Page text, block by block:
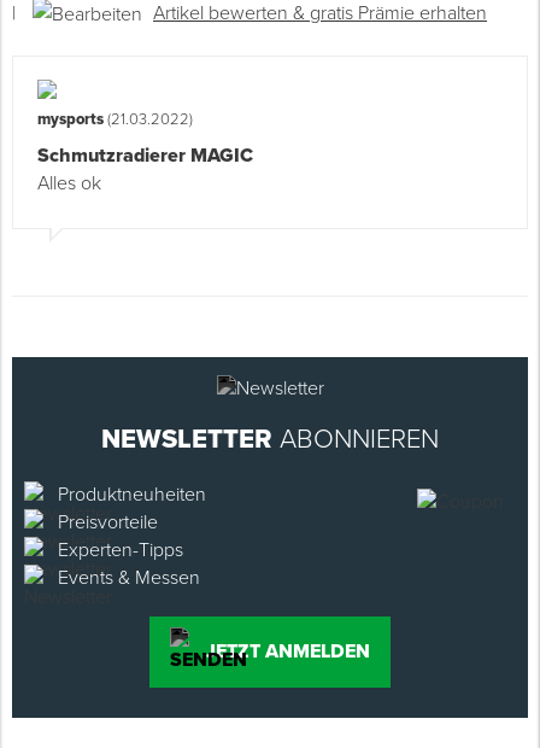
|
Artikel bewerten & gratis Prämie erhalten
mysports(21.03.2022)
Schmutzradierer MAGIC
Alles ok
NEWSLETTER ABONNIEREN
Produktneuheiten
Preisvorteile
Experten-Tipps
Events & Messen
JETZT ANMELDEN